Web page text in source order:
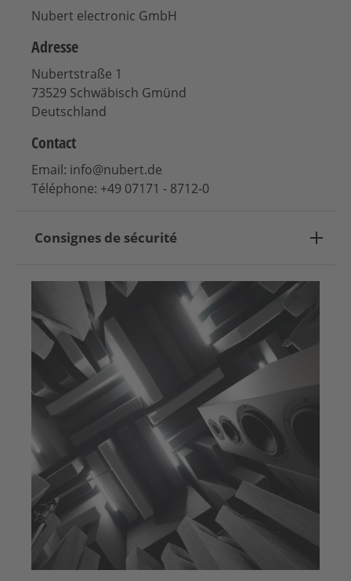
Nubert electronic GmbH
Adresse
Nubertstraße 1
73529 Schwäbisch Gmünd
Deutschland
Contact
Email: info@nubert.de
Téléphone: +49 07171 - 8712-0
Consignes de sécurité